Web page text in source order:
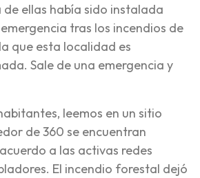
de ellas había sido instalada
tras los incendios de
que esta localidad es
Sale de una emergencia y
leemos en un sitio
de 360 se encuentran
a las activas redes
El incendio forestal dejó